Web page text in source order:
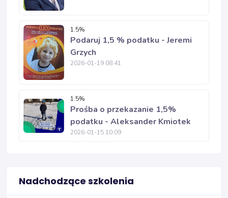
1.5%
Podaruj 1,5 % podatku - Jeremi
Grzych
2026-01-19 08:41
1.5%
Prośba o przekazanie 1,5%
podatku - Aleksander Kmiotek
2026-01-15 10:09
Nadchodzące szkolenia